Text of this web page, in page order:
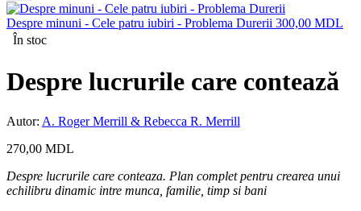
Despre minuni - Cele patru iubiri - Problema Durerii 300,00 MDL
În stoc
Despre lucrurile care contează
Autor: A. Roger Merrill & Rebecca R. Merrill
270,00 MDL
Despre lucrurile care conteaza. Plan complet pentru crearea unui
echilibru dinamic intre munca, familie, timp si bani